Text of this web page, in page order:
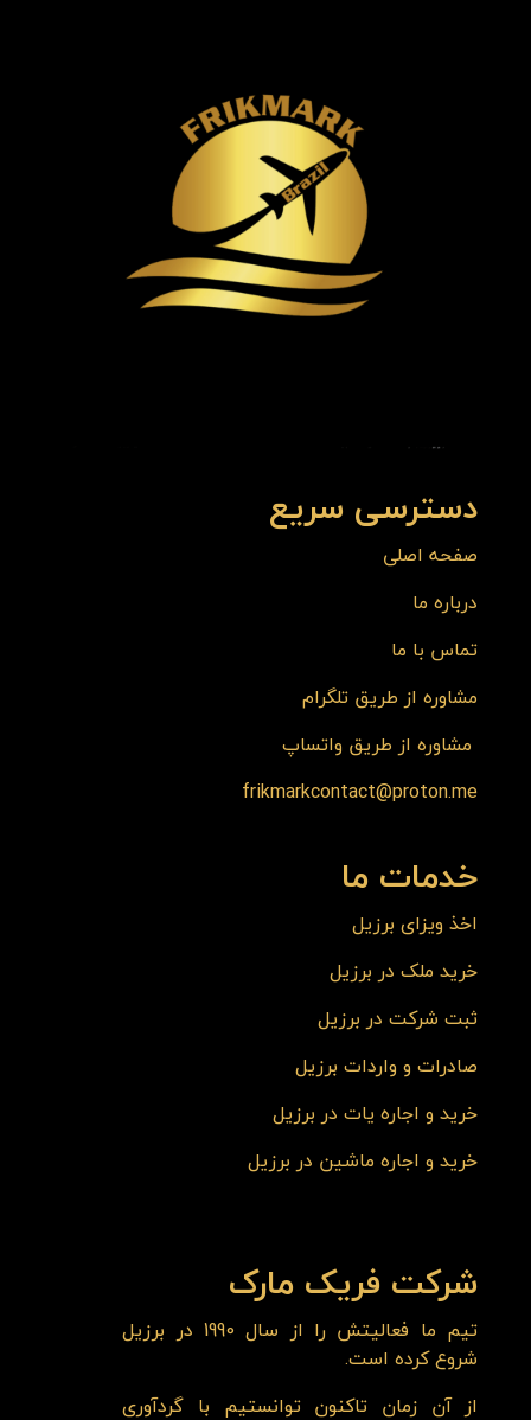
دسترسی سریع
صفحه اصلی
درباره ما
تماس با ما
مشاوره از طریق تلگرام
مشاوره از طریق واتساپ
frikmarkcontact@proton.me
خدمات ما
اخذ ویزای برزیل
خرید ملک در برزیل
ثبت شرکت در برزیل
صادرات و واردات برزیل
خرید و اجاره یات در برزیل
خرید و اجاره ماشین در برزیل
شرکت فریک مارک
تیم ما فعالیتش را از سال 1990 در برزیل
شروع کرده است.
از آن زمان تاکنون توانستیم با گردآوری